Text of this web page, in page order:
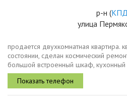
р-н (
улица
продается двухкомнатная квартира.
состоянии, сделан космический
большой встроенный шкаф, кухонный
по договоренности. всего в одной
школа и детский...